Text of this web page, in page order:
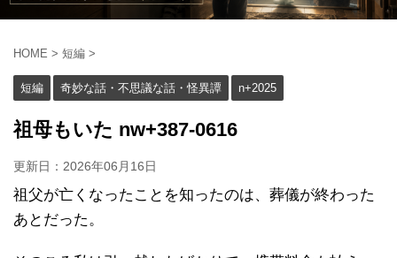
HOME > 短編 >
短編 奇妙な話・不思議な話・怪異譚 n+2025
祖母もいた nw+387-0616
更新日： 2026年06月16日
祖父が亡くなったことを知ったのは、葬儀が終わった
あとだった。